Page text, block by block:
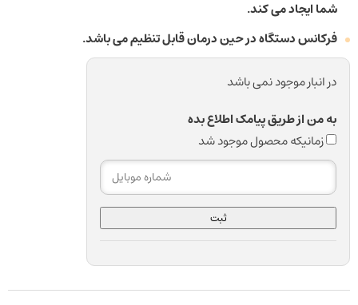
شما ایجاد می کند.
فرکانس دستگاه در حین درمان قابل تنظیم می باشد.
در انبار موجود نمی باشد
به من از طریق پیامک اطلاع بده
زمانیکه محصول موجود شد
ثبت